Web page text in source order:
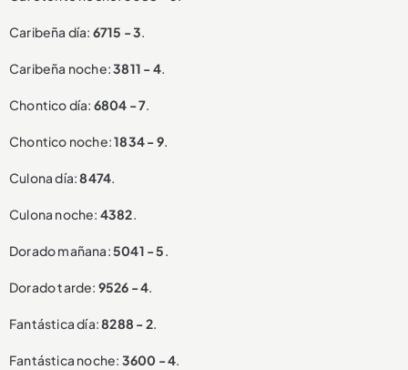
Caribeña día: 6715 - 3.
Caribeña noche:3811 - 4.
Chontico día: 6804 - 7.
Chontico noche:1834 - 9.
Culona día:8474.
Culona noche: 4382.
Dorado mañana:5041 - 5.
Dorado tarde: 9526 - 4.
Fantástica día:8288 - 2.
Fantástica noche: 3600 - 4.